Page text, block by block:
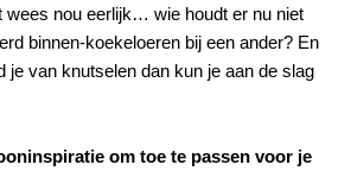
wees nou eerlijk… wie houdt er nu niet
binnen-koekeloeren bij een ander? En
je van knutselen dan kun je aan de slag
om toe te passen voor je